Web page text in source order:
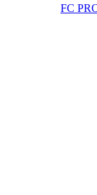
FC